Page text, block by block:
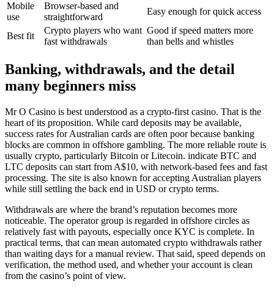
Mobile
use
Browser-based and
straightforward
Easy enough for quick access
Best fit
Crypto players who want
fast withdrawals
Good if speed matters more
than bells and whistles
Banking, withdrawals, and the detail
many beginners miss
Mr O Casino is best understood as a crypto-first casino. That is the
heart of its proposition. While card deposits may be available,
success rates for Australian cards are often poor because banking
blocks are common in offshore gambling. The more reliable route is
usually crypto, particularly Bitcoin or Litecoin. indicate BTC and
LTC deposits can start from A$10, with network-based fees and fast
processing. The site is also known for accepting Australian players
while still settling the back end in USD or crypto terms.
Withdrawals are where the brand’s reputation becomes more
noticeable. The operator group is regarded in offshore circles as
relatively fast with payouts, especially once KYC is complete. In
practical terms, that can mean automated crypto withdrawals rather
than waiting days for a manual review. That said, speed depends on
verification, the method used, and whether your account is clean
from the casino’s point of view.